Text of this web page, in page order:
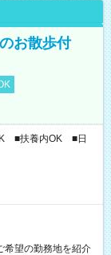
お散歩付
■扶養内OK ■日
望の勤務地を紹介